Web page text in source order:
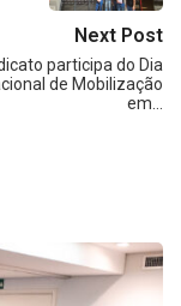
Next Post
participa do Dia
de Mobilização
em…